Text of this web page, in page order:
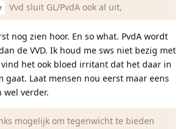
Vvd sluit GL/PvdA ook al uit,
nog zien hoor. En so what. PvdA wordt
de VVD. Ik houd me sws niet bezig met
het ook bloed irritant dat het daar in
gaat. Laat mensen nou eerst maar eens
wel verder.
mogelijk om tegenwicht te bieden